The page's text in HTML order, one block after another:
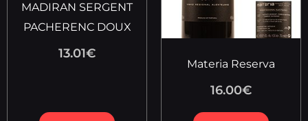
MADIRAN SERGENT
PACHERENC DOUX
13.01€
Materia Reserva
16.00€